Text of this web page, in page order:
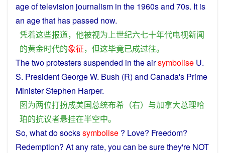
ageoftelevision journalism in the 1960sand 70s. It is
an agethat haspassed now.
凭着这些报道， 他被视为上世纪六七十年代电视新闻
的黄金时代的象征， 但这毕竟已成过往。
Thetwoprotesterssuspended in theairsymbolise U.
S. PresidentGeorgeW. Bush (R) and Canada's Prime
MinisterStephen Harper.
图为两位打扮成美国总统布希 （右） 与加拿大总理哈
珀的抗议者悬挂在半空中。
So, what dosockssymbolise ? Love? Freedom?
Redemption? Atany rate, you can besurethey're NOT